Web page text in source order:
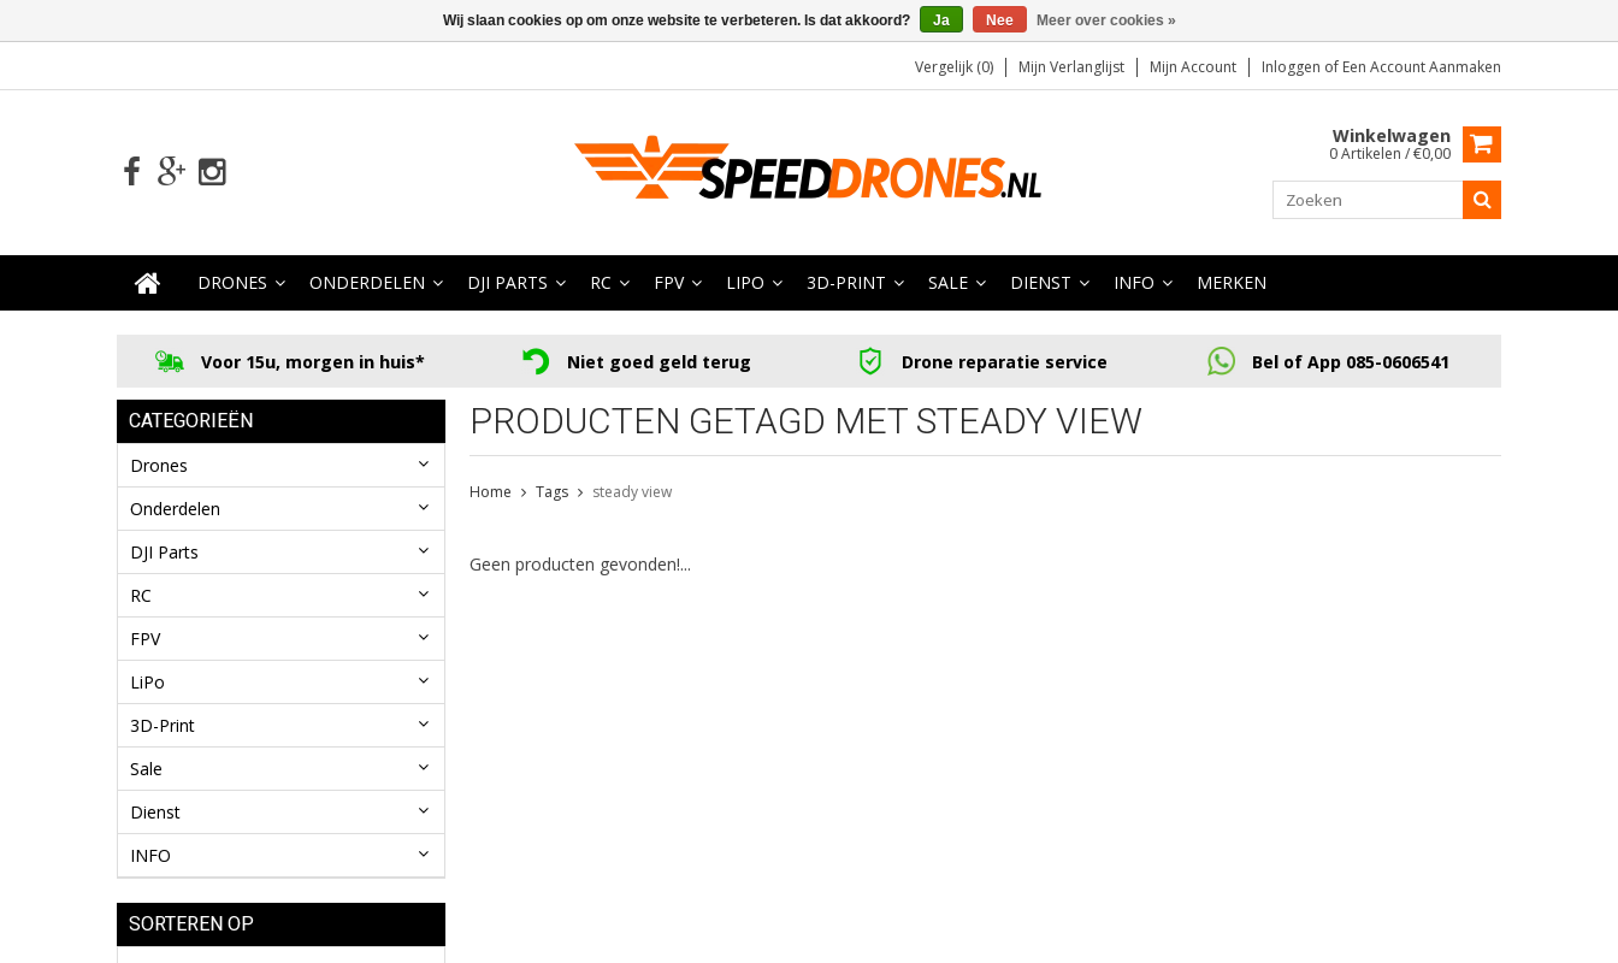
Vergelijk (0) Mijn Verlanglijst Mijn Account Inloggen of Een Account Aanmaken
Winkelwagen
0 Artikelen / €0,00
DRONES ONDERDELEN DJI PARTS RC FPV LIPO 3D-PRINT SALE DIENST INFO MERKEN
Voor 15u, morgen in huis* Niet goed geld terug Drone reparatie service Bel of App 085-0606541
CATEGORIEËN
Drones
Onderdelen
DJI Parts
RC
FPV
LiPo
3D-Print
Sale
Dienst
INFO
SORTEREN OP
PRODUCTEN GETAGD MET STEADY VIEW
Home Tags steady view
Geen producten gevonden!...
Wij slaan cookies op om onze website te verbeteren. Is dat akkoord? Ja Nee Meer over cookies »